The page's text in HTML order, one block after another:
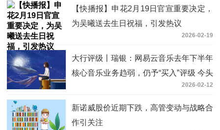
【快播报】申花2月19日官宣重要决定，
为吴曦送去生日祝福，引发热议
2026-02-19
大行评级丨瑞银：网易云音乐去年下半年
核心音乐业务趋弱，仍予“买入”评级 今头
2026-02-12
新诺威股价近期下跌，高管变动与战略合
作引关注